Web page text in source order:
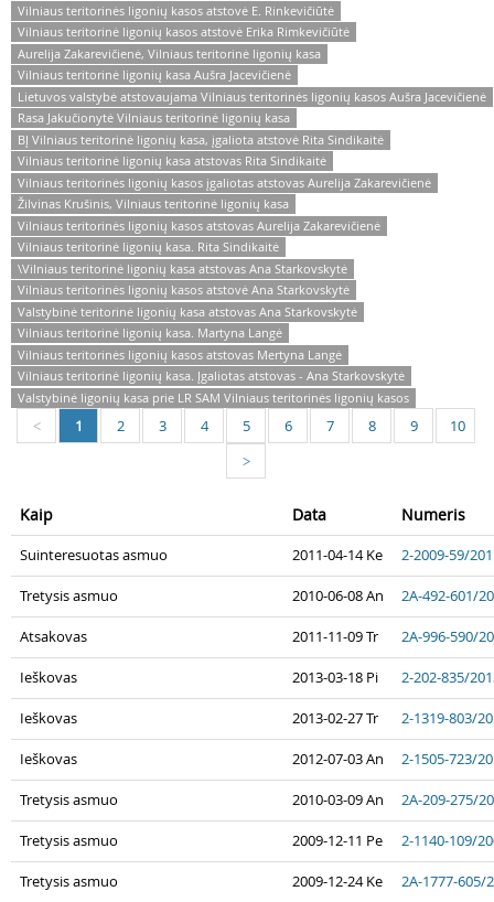
Vilniaus teritorinės ligonių kasos atstovė E. Rinkevičiūtė
Vilniaus teritorinė ligonių kasos atstovė Erika Rimkevičiūtė
Aurelija Zakarevičienė, Vilniaus teritorinė ligonių kasa
Vilniaus teritorinė ligonių kasa Aušra Jacevičienė
Lietuvos valstybė atstovaujama Vilniaus teritorinės ligonių kasos Aušra Jacevičienė
Rasa Jakučionytė Vilniaus teritorinė ligonių kasa
BĮ Vilniaus teritorinė ligonių kasa, įgaliota atstovė Rita Sindikaitė
Vilniaus teritorinė ligonių kasa atstovas Rita Sindikaitė
Vilniaus teritorinės ligonių kasos įgaliotas atstovas Aurelija Zakarevičienė
Žilvinas Krušinis, Vilniaus teritorinė ligonių kasa
Vilniaus teritorinės ligonių kasos atstovas Aurelija Zakarevičienė
Vilniaus teritorinė ligonių kasa. Rita Sindikaitė
\Vilniaus teritorinė ligonių kasa atstovas Ana Starkovskytė
Vilniaus teritorinės ligonių kasos atstovė Ana Starkovskytė
Valstybinė teritorinė ligonių kasa atstovas Ana Starkovskytė
Vilniaus teritorinė ligonių kasa. Martyna Langė
Vilniaus teritorinės ligonių kasos atstovas Mertyna Langė
Vilniaus teritorinė ligonių kasa. Įgaliotas atstovas - Ana Starkovskytė
Valstybinė ligonių kasa prie LR SAM Vilniaus teritorinės ligonių kasos
< 1 2 3 4 5 6 7 8 9 10
>
Kaip Data Numeris
Suinteresuotas asmuo 2011-04-14 Ke 2-2009-59/
Tretysis asmuo 2010-06-08 An 2A-492-601/
Atsakovas 2011-11-09 Tr 2A-996-590/
Ieškovas 2013-03-18 Pi 2-202-835/
Ieškovas 2013-02-27 Tr 2-1319-803/
Ieškovas 2012-07-03 An 2-1505-723/
Tretysis asmuo 2010-03-09 An 2A-209-275/
Tretysis asmuo 2009-12-11 Pe 2-1140-109/
Tretysis asmuo 2009-12-24 Ke 2A-1777-605/